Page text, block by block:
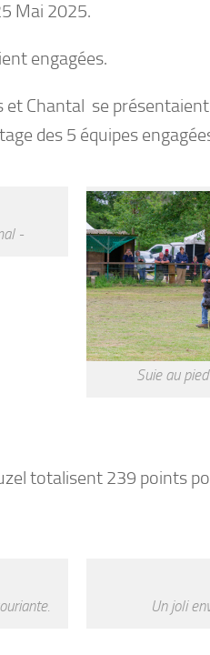
Mai 2025.
engagées.
et Chantal se
des 5 équipes
-
Suie au
totalisent 239 points
Un joli